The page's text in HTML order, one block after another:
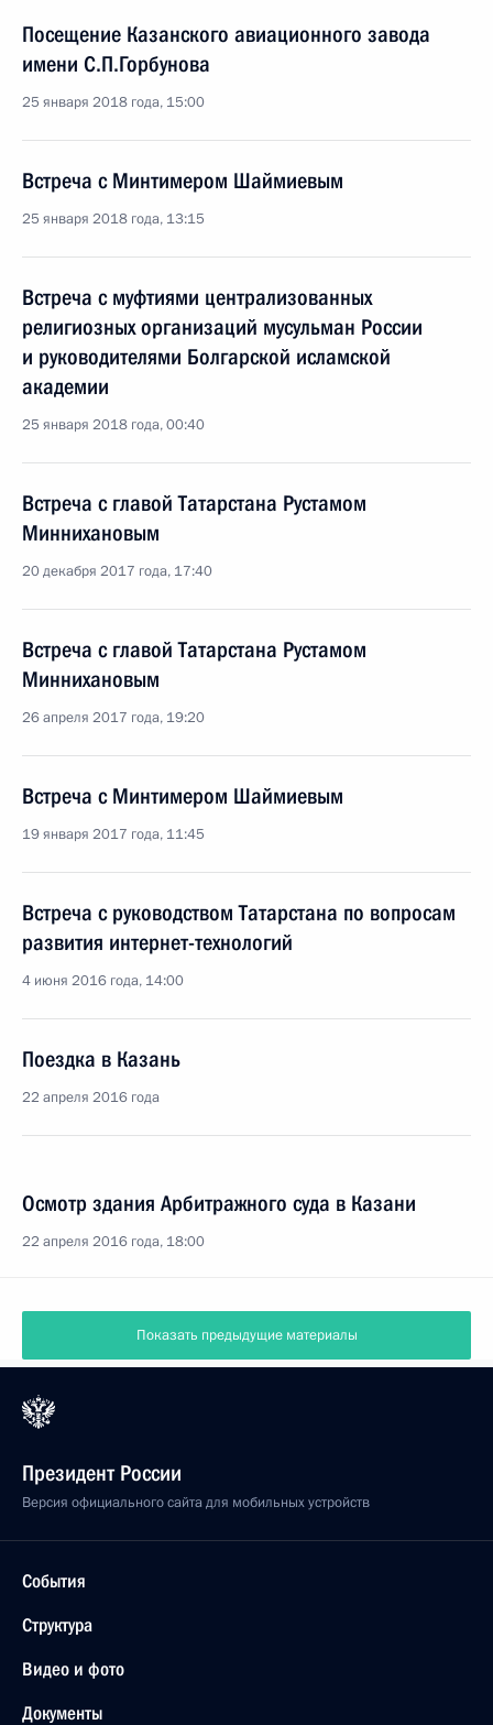
Посещение Казанского авиационного завода
имени С.П.Горбунова
25 января 2018 года, 15:00
Встреча с Минтимером Шаймиевым
25 января 2018 года, 13:15
Встреча с муфтиями централизованных
религиозных организаций мусульман России
и руководителями Болгарской исламской
академии
25 января 2018 года, 00:40
Встреча с главой Татарстана Рустамом
Миннихановым
20 декабря 2017 года, 17:40
Встреча с главой Татарстана Рустамом
Миннихановым
26 апреля 2017 года, 19:20
Встреча с Минтимером Шаймиевым
19 января 2017 года, 11:45
Встреча с руководством Татарстана по вопросам
развития интернет-технологий
4 июня 2016 года, 14:00
Поездка в Казань
22 апреля 2016 года
Осмотр здания Арбитражного суда в Казани
22 апреля 2016 года, 18:00
Показать предыдущие материалы
Президент России
Версия официального сайта для мобильных устройств
События
Структура
Видео и фото
Документы